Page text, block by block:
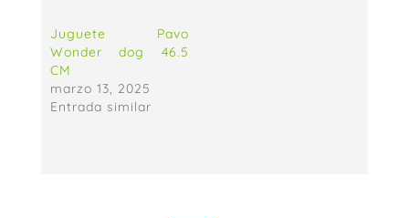
Juguete Pavo
Wonder dog 46.5
CM
marzo 13, 2025
Entrada similar